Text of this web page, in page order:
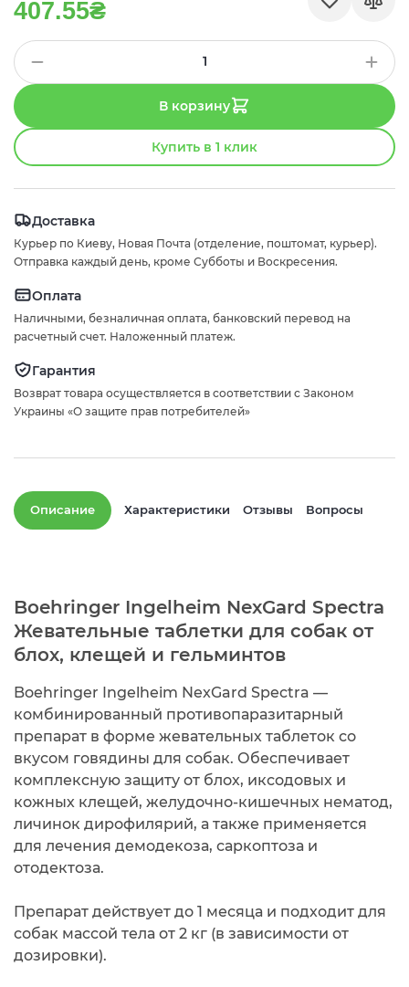
407.55₴
В корзину
Купить в 1 клик
Доставка
Курьер по Киеву, Новая Почта (отделение, поштомат, курьер).
Отправка каждый день, кроме Субботы и Воскресения.
Оплата
Наличными, безналичная оплата, банковский перевод на
расчетный счет. Наложенный платеж.
Гарантия
Возврат товара осуществляется в соответствии с Законом
Украины «О защите прав потребителей»
Описание Характеристики Отзывы Вопросы
Boehringer Ingelheim NexGard Spectra
Жевательные таблетки для собак от
блох, клещей и гельминтов
Boehringer Ingelheim NexGard Spectra —
комбинированный противопаразитарный
препарат в форме жевательных таблеток со
вкусом говядины для собак. Обеспечивает
комплексную защиту от блох, иксодовых и
кожных клещей, желудочно-кишечных нематод,
личинок дирофилярий, а также применяется
для лечения демодекоза, саркоптоза и
отодектоза.
Препарат действует до 1 месяца и подходит для
собак массой тела от 2 кг (в зависимости от
дозировки).